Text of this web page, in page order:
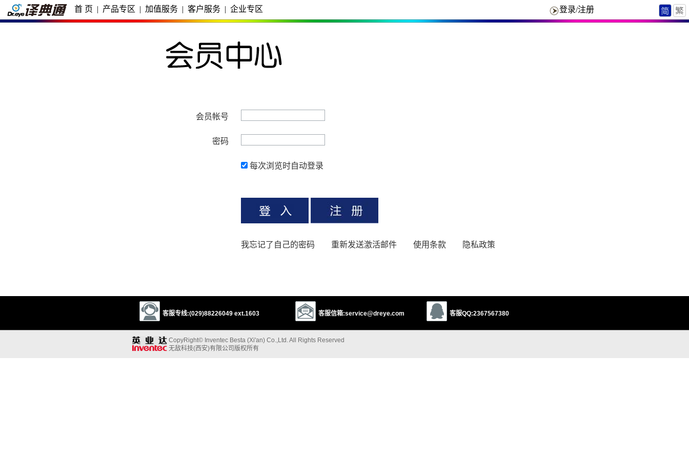
首 页 | 产品专区 | 加值服务 | 客户服务 | 企业专区 登录/注册
会员帐号
密码
每次浏览时自动登录
我忘记了自己的密码 重新发送激活邮件 使用条款 隐私政策
客服专线:(029)88226049 ext.1603 客服信箱:service@dreye.com 客服QQ:2367567380
CopyRight© Inventec Besta (Xi'an) Co.,Ltd. All Rights Reserved
无敌科技(西安)有限公司版权所有